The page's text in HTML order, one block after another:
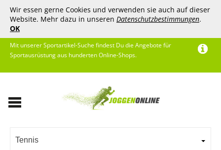
Wir essen gerne Cookies und verwenden sie auch auf dieser
Website. Mehr dazu in unseren Datenschutzbestimmungen.
OK
Mit unserer Sportartikel-Suche findest Du die Angebote für
Sportausrüstung aus hunderten Online-Shops.
Tennis